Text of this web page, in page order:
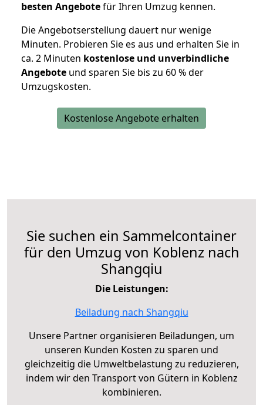
besten Angebotefür Ihren Umzug kennen.
Die Angebotserstellung dauert nur wenige
Minuten. Probieren Sie es aus und erhalten Sie in
ca. 2 Minuten kostenlose und unverbindliche
Angebote und sparen Sie bis zu 60 % der
Umzugskosten.
Kostenlose Angebote erhalten
Sie suchen ein Sammelcontainer
für den Umzug von Koblenz nach
Shangqiu
Die Leistungen:
Beiladung nach Shangqiu
Unsere Partner organisieren Beiladungen, um
unseren Kunden Kosten zu sparen und
gleichzeitig die Umweltbelastung zu reduzieren,
indem wir den Transport von Gütern in Koblenz
kombinieren.